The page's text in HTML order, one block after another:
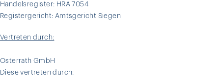
Handelsregister: HRA 7054
Registergericht: Amtsgericht Siegen
Vertreten durch:
Osterrath GmbH
Diese vertreten durch: